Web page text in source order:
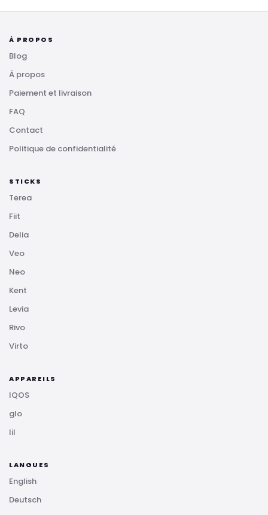
À PROPOS
Blog
À propos
Paiement et livraison
FAQ
Contact
Politique de confidentialité
STICKS
Terea
Fiit
Delia
Veo
Neo
Kent
Levia
Rivo
Virto
APPAREILS
IQOS
glo
lil
LANGUES
English
Deutsch